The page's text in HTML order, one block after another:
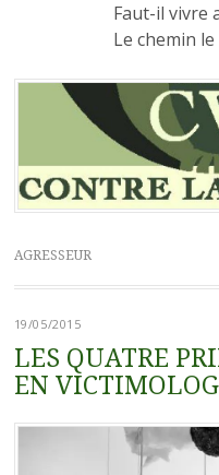
Faut-il vivre
Le chemin
AGRESSEUR
19/05/2015
LES QUATRE
EN